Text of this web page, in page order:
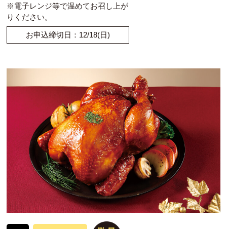
※電子レンジ等で温めてお召し上が
りください。
お申込締切日：12/18(日)